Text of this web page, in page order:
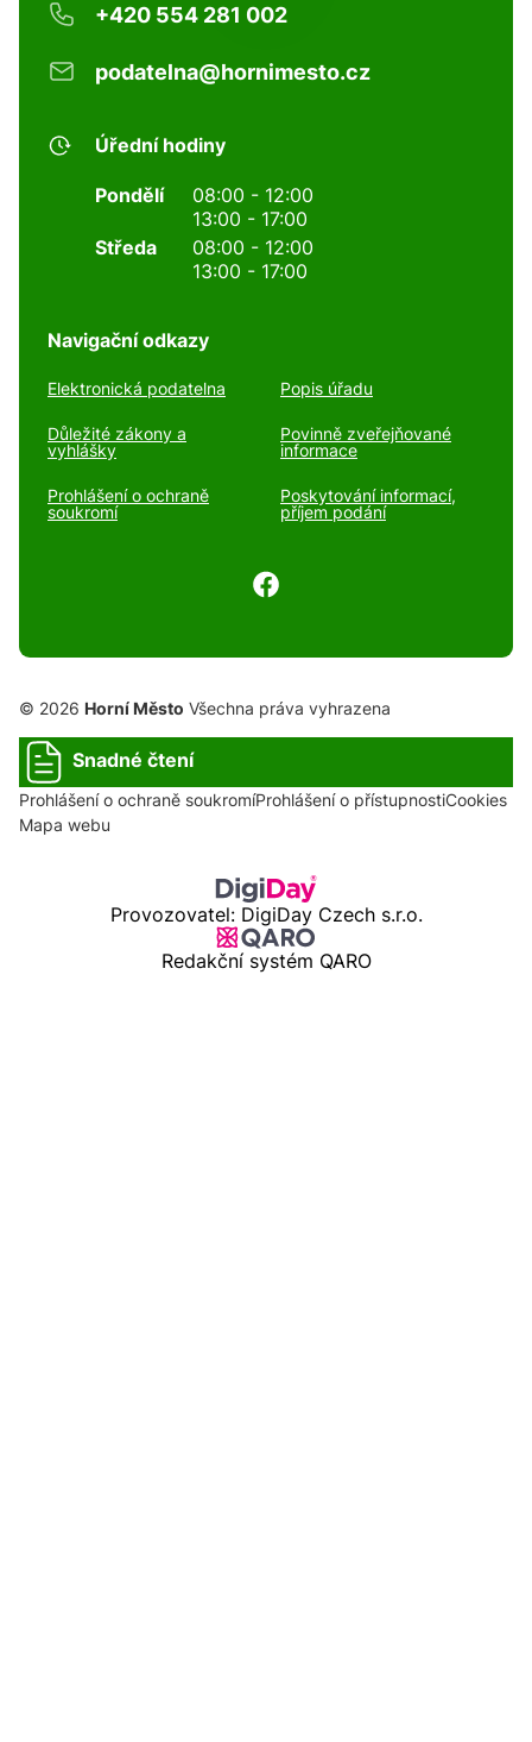
+420 554 281 002
podatelna@hornimesto.cz
Úřední hodiny
Pondělí
08:00 - 12:00
13:00 - 17:00
Středa
08:00 - 12:00
13:00 - 17:00
Navigační odkazy
Elektronická podatelna Popis úřadu
Důležité zákony a
vyhlášky
Povinně zveřejňované
informace
Prohlášení o ochraně
soukromí
Poskytování informací,
příjem podání
© 2026 Horní Město Všechna práva vyhrazena
Snadné čtení
Prohlášení o ochraně soukromíProhlášení o přístupnostiCookies
Mapa webu
Provozovatel: DigiDay Czech s.r.o.
Redakční systém QARO